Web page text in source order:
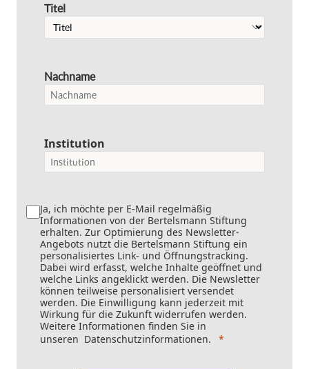
Titel
Nachname
Institution
Ja, ich möchte per E-Mail regelmäßig
Informationen von der Bertelsmann Stiftung
erhalten. Zur Optimierung des Newsletter-
Angebots nutzt die Bertelsmann Stiftung ein
personalisiertes Link- und Öffnungstracking.
Dabei wird erfasst, welche Inhalte geöffnet und
welche Links angeklickt werden. Die Newsletter
können teilweise personalisiert versendet
werden. Die Einwilligung kann jederzeit mit
Wirkung für die Zukunft widerrufen werden.
Weitere Informationen finden Sie in
unseren Datenschutzinformationen.